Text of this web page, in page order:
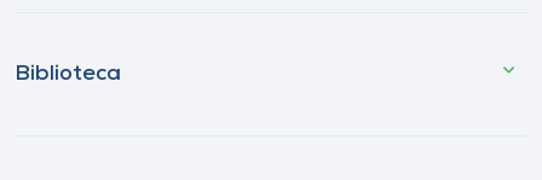
Biblioteca